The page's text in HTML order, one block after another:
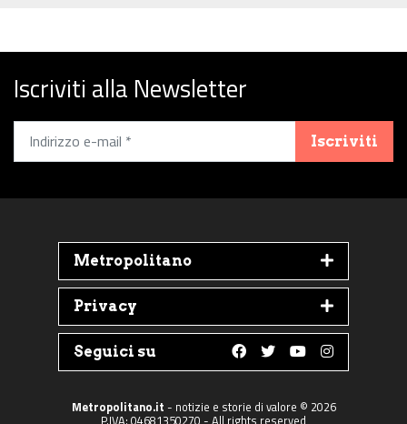
Iscriviti alla Newsletter
Iscriviti
Metropolitano
Privacy
Seguici su
Follow us on
Follow us on
Follow us on
Follow us
Metropolitano.it - notizie e storie di valore © 2026
P.IVA: 04681350270 - All rights reserved